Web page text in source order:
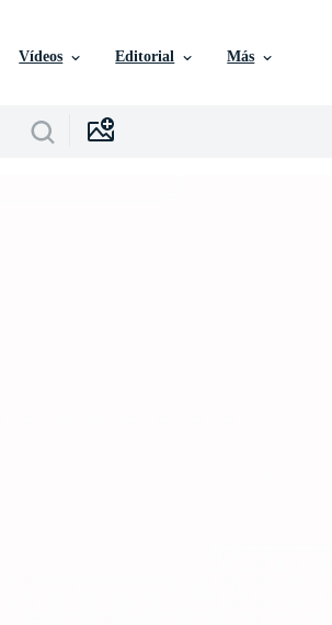
Vídeos Editorial Más